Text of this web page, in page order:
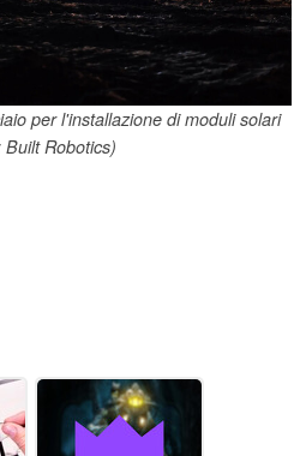
per l'installazione di moduli solari
Built Robotics)